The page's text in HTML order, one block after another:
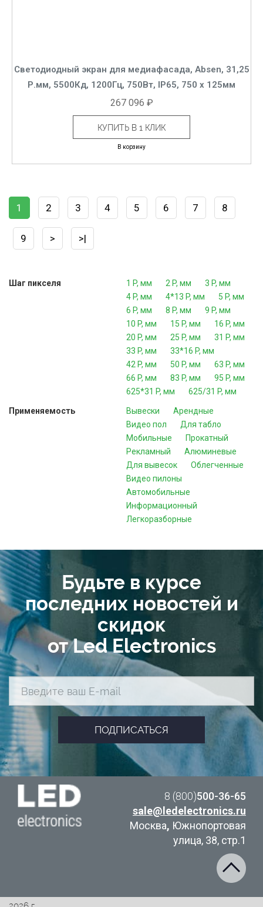
Светодиодный экран для медиафасада, Absen, 31,25
Р.мм, 5500Кд, 1200Гц, 750Вт, IP65, 750 x 125мм
267 096 ₽
КУПИТЬ В 1 КЛИК
В корзину
1 2 3 4 5 6 7 8
9 > >|
Шаг пикселя 1 P, мм 2 P, мм
3 P, мм
4 P, мм
4*13 P, мм
5 P, мм
6 P, мм
8 P, мм
9 P, мм
10 P, мм
15 P, мм
16 P, мм
20 P, мм
25 P, мм
31 P, мм
33 P, мм
33*16 P, мм
42 P, мм
50 P, мм
63 P, мм
66 P, мм
83 P, мм
95 P, мм
625*31 P, мм
625/31 P, мм
Применяемость Вывески
Арендные
Видео пол
Для табло
Мобильные
Прокатный
Рекламный
Алюминевые
Для вывесок
Облегченные
Видео пилоны
Автомобильные
Информационный
Легкоразборные
Будьте в курсе
последних новостей и
скидок
от Led Electronics
8 (800)500-36-65
sale@ledelectronics.ru
Москва, Южнопортовая
улица, 38, стр.1